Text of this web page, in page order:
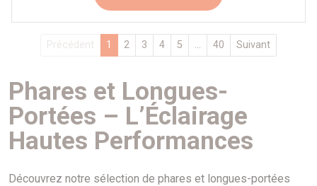
Phares et Longues-
Portées – L’Éclairage
Hautes Performances
Découvrez notre sélection de phares et longues-portées
Précédent 1 2 3 4 5 ... 40 Suivant